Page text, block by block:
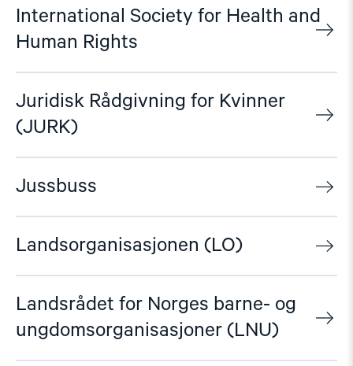
International Society for Health and
Human Rights
Juridisk Rådgivning for Kvinner
(JURK)
Jussbuss
Landsorganisasjonen (LO)
Landsrådet for Norges barne- og
ungdomsorganisasjoner (LNU)